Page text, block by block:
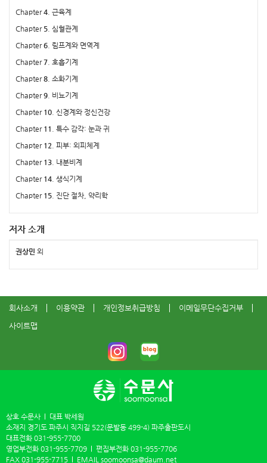
Chapter4 . 근육계
Chapter 5 . 심혈관계
Chapter6 . 림프계와 면역계
Chapter7 . 호흡기계
Chapter8 . 소화기계
Chapter9 . 비뇨기계
Chapter 10 . 신경계와 정신건강
Chapter 11
. 특수 감각: 눈과 귀
Chapter 12 . 피부: 외피체계
Chapter 13 . 내분비계
Chapter 14 . 생식기계
Chapter 15 . 진단 절차, 약리학
저자 소개
권상민 외
회사소개 이용약관 개인정보취급방침
이메일무단수집거부
사이트맵
상호 수문사
대표 박세원
소재지 경기도 파주시 직지길 522(문발동 499-4) 파주출판도시
대표전화 031-955-7700
영업부전화 031-955-7709 편집부전화 031-955-7706
FAX 031-955-7715 EMAIL soomoonsa@daum.net